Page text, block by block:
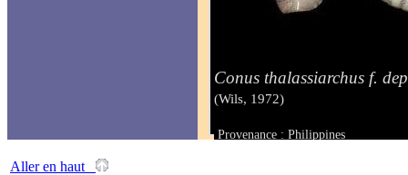
Conus thalassiarchus f.
(Wils, 1972)
Provenance : Philippines
Aller en haut